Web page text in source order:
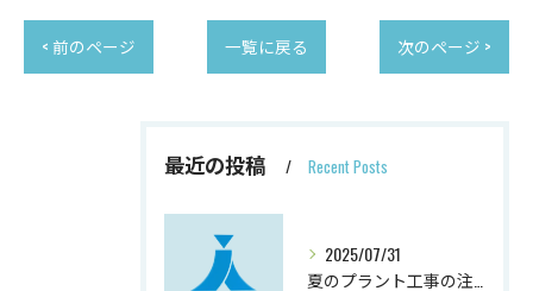
< 前のページ 一覧に戻る 次のページ >
最近の投稿 Recent Posts
2025/07/31